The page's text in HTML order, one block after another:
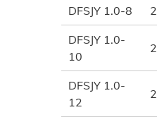
DFSJY 1.0-8
DFSJY 1.0-
10
DFSJY 1.0-
12